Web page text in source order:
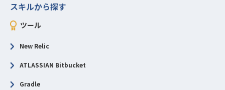
スキルから探す
ツール
New Relic
ATLASSIAN Bitbucket
Gradle